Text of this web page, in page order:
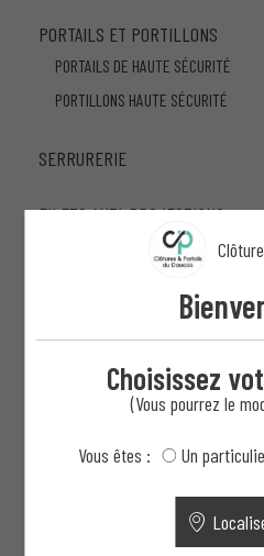
PORTAILS ET PORTILLONS
PORTAILS DE HAUTE SÉCURITÉ
PORTILLONS HAUTE SÉCURITÉ
SERRURERIE
FILETS ANTI-PROJECTIONS
FILINS ANTI-HÉLICOPTÈRES
BARRIÈRES LEVANTES
Choisissez
(Vous pourrez le
Vous êtes : Un